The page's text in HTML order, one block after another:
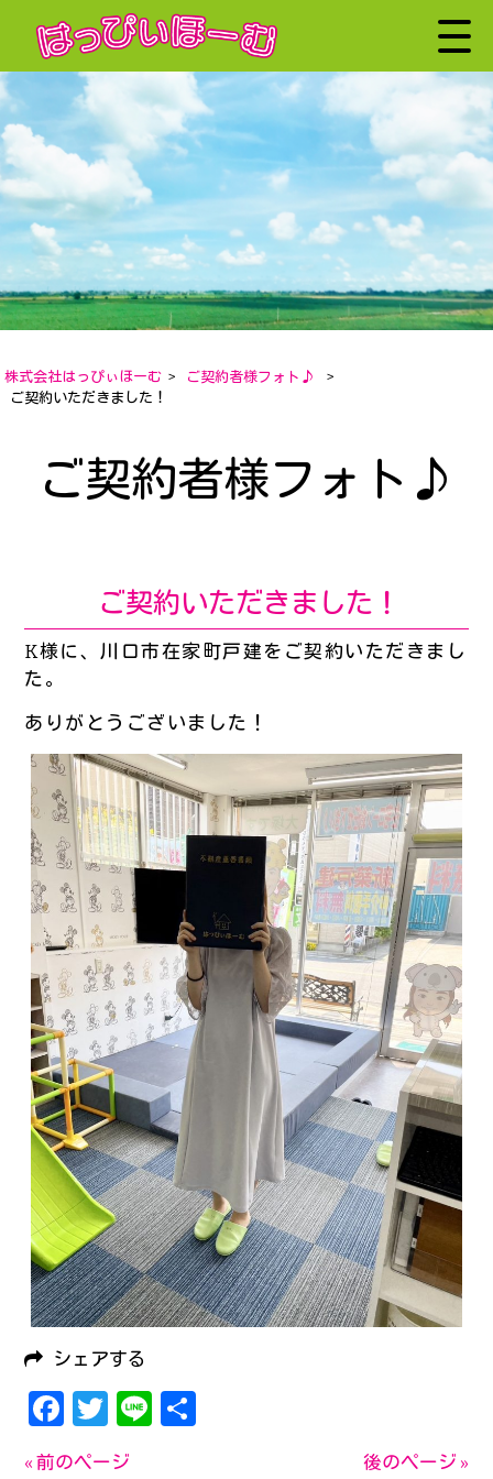
株式会社はっぴぃほーむ > ご契約者様フォト♪
>
ご契約いただきました！
ご契約者様フォト♪
ご契約いただきました！
K様に、川口市在家町戸建をご契約いただきまし
た。
ありがとうございました！
シェアする
Facebook
Twitter
Line
« 前のページ 後のページ »